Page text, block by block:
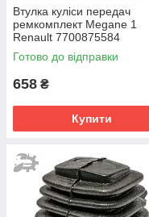
Втулка куліси передач
ремкомплект Megane 1
Renault 7700875584
7700104811 8201048885
7700703000
Готово до відправки
658 ₴
Купити